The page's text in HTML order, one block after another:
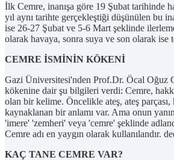
İlk Cemre, inanışa göre 19 Şubat tarihinde
yıl aynı tarihte gerçekleştiği düşünülen bu
ise 26-27 Şubat ve 5-6 Mart şeklinde
olarak havaya, sonra suya ve son olarak ise
CEMRE İSMİNİN KÖKENİ
Gazi Üniversitesi'nden Prof.Dr. Öcal Oğuz
kökenine dair şu bilgileri verdi: Cemre,
olan bir kelime. Öncelikle ateş, ateş
kaynaklanan bir anlamı var. Ama onun
'imere' 'zemheri' veya 'cemre' şeklinde
Cemre adı en yaygın olarak kullanılandır.
KAÇ TANE CEMRE VAR?